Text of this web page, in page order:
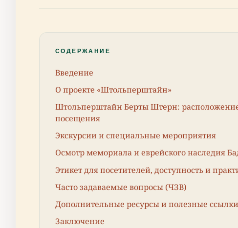
СОДЕРЖАНИЕ
Введение
О проекте «Штольперштайн»
Штольперштайн Берты Штерн:
посещения
Экскурсии и специальные мероприятия
Осмотр мемориала и еврейского наследия
Этикет для посетителей, доступность и
Часто задаваемые вопросы (ЧЗВ)
Дополнительные ресурсы и полезные ссылки
Заключение